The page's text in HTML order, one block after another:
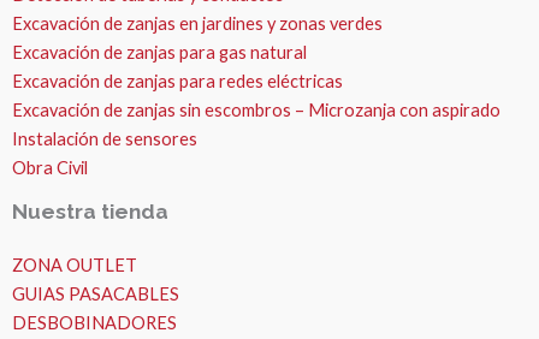
Excavación de zanjas en jardines y zonas verdes
Excavación de zanjas para gas natural
Excavación de zanjas para redes eléctricas
Excavación de zanjas sin escombros – Microzanja con aspirado
Instalación de sensores
Obra Civil
Nuestra tienda
ZONA OUTLET
GUIAS PASACABLES
DESBOBINADORES